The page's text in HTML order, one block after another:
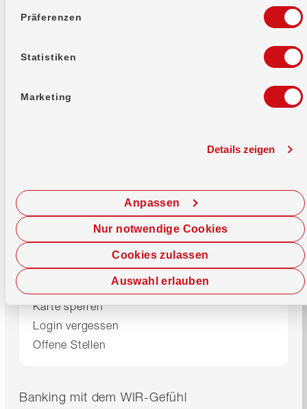
Präferenzen
Statistiken
Marketing
Details zeigen
Cookies zulassen
Anpassen
Auswahl erlauben
Nur notwendige Cookies
WIR Bank Genossenschaft
IID (Clearing Number)
Beratungszentrum
0800 947 947
Montag–Freitag
08.00–17.00 Uhr
E-Banking
0800 947 940
24/7 Debit Helpline
Karte sperren
Login vergessen
Offene Stellen
Banking mit dem WIR-Gefühl